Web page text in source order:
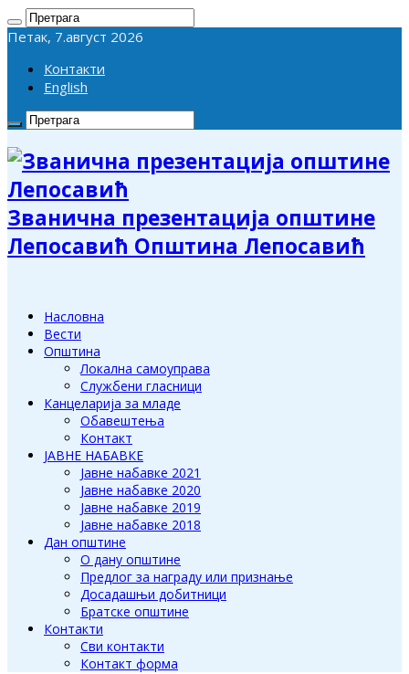
Петак, 7.август 2026
Контакти
English
Званична презентација општине
Лепосавић Општина Лепосавић
Насловна
Вести
Општина
Локална самоуправа
Службени гласници
Канцеларија за младе
Обавештења
Контакт
ЈАВНЕ НАБАВКЕ
Јавне набавке 2021
Јавне набавке 2020
Јавне набавке 2019
Јавне набавке 2018
Дан општине
О дану општине
Предлог за награду или признање
Досадашњи добитници
Братске општине
Контакти
Сви контакти
Контакт форма